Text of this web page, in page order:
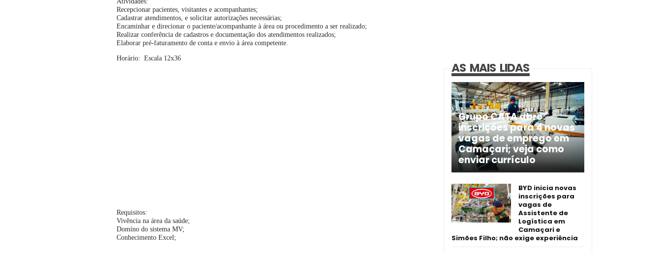
Recepcionar pacientes, visitantes e acompanhantes;
Cadastrar atendimentos, e solicitar autorizações necessárias;
Encaminhar e direcionar o paciente/acompanhante à área ou procedimento a ser realizado;
Realizar conferência de cadastros e documentação dos atendimentos realizados;
Elaborar pré-faturamento de conta e envio à área competente.
Horário: Escala 12x36
Requisitos:
Vivência na área da saúde;
Domíno do sistema MV;
Conhecimento Excel;
AS MAIS LIDAS
Grupo CATA abre
inscrições para 4 novas
vagas de emprego em
Camaçari; veja como
enviar currículo
BYD inicia novas
inscrições para
vagas de
Assistente de
Logística em
Camaçari e
Simões Filho; não exige experiência